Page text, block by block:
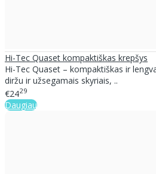
Hi-Tec Quaset kompaktiškas krepšys
Hi-Tec Quaset – kompaktiškas ir
diržu ir užsegamais skyriais, ..
€2429
Daugiau